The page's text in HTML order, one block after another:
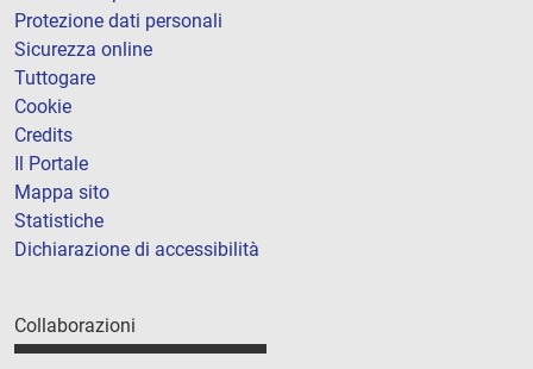
Protezione dati personali
Sicurezza online
Tuttogare
Cookie
Credits
Il Portale
Mappa sito
Statistiche
Dichiarazione di accessibilità
Collaborazioni